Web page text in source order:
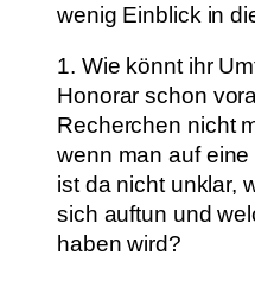
wenig Einblick in
1. Wie könnt ihr
Honorar schon
Recherchen nicht
wenn man auf
ist da nicht unklar,
sich auftun und
haben wird?